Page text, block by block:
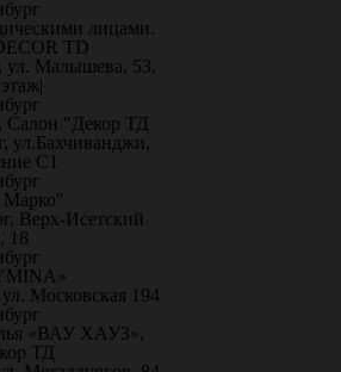
лицами.
TD
ул. Малышева, 53,
Салон "Декор ТД
ул.Бахчиванджи,
С1
Верх-Исетский
18
Московская 194
«ВАУ ХАУЗ»,
ТД